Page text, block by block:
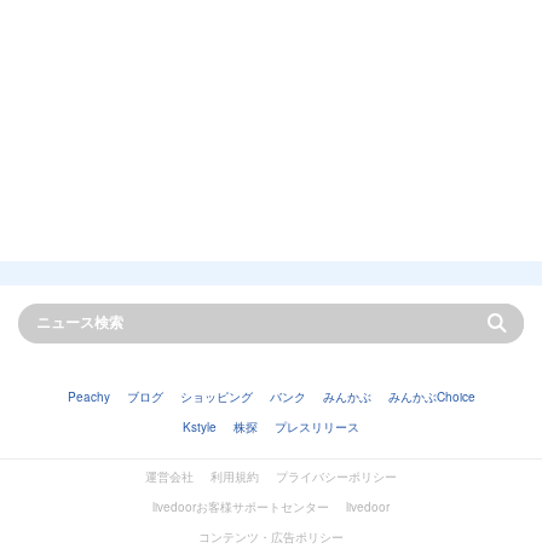
Peachy ブログ ショッピング バンク みんかぶ
みんかぶChoice
Kstyle
株探 プレスリリース
運営会社 利用規約
プライバシーポリシー
livedoorお客様サポートセンター
livedoor
コンテンツ・広告ポリシー